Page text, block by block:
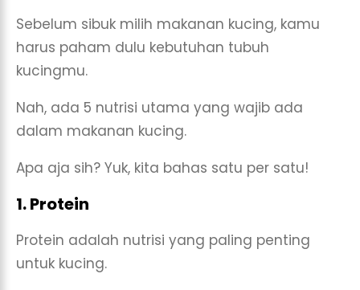
Sebelum sibuk milih makanan kucing, kamu
harus paham dulu kebutuhan tubuh
kucingmu.
Nah, ada 5 nutrisi utama yang wajib ada
dalam makanan kucing.
Apa aja sih? Yuk, kita bahas satu per satu!
1. Protein
Protein adalah nutrisi yang paling penting
untuk kucing.